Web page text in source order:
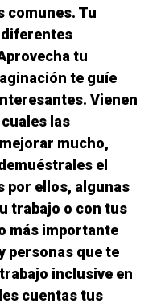
comunes. Tu
diferentes
tu
te guíe
Vienen
las
mucho,
el
por ellos, algunas
trabajo o con tus
más importante
personas que te
inclusive en
cuentas tus